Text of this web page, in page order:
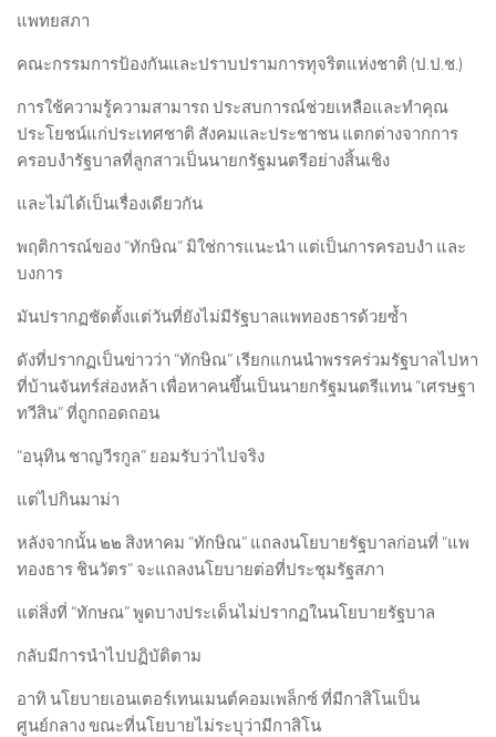
แพทยสภา
คณะกรรมการป้องกันและปราบปรามการทุจริตแห่งชาติ (ป.ป.ช.)
การใช้ความรู้ความสามารถ ประสบการณ์ช่วยเหลือและทำคุณ
ประโยชน์แก่ประเทศชาติ สังคมและประชาชน แตกต่างจากการ
ครอบงำรัฐบาลที่ลูกสาวเป็นนายกรัฐมนตรีอย่างสิ้นเชิง
และไม่ได้เป็นเรื่องเดียวกัน
พฤติการณ์ของ “ทักษิณ” มิใช่การแนะนำ แต่เป็นการครอบงำ และ
บงการ
มันปรากฏชัดตั้งแต่วันที่ยังไม่มีรัฐบาลแพทองธารด้วยซ้ำ
ดังที่ปรากฏเป็นข่าวว่า “ทักษิณ” เรียกแกนนำพรรคร่วมรัฐบาลไปหา
ที่บ้านจันทร์ส่องหล้า เพื่อหาคนขึ้นเป็นนายกรัฐมนตรีแทน “เศรษฐา
ทวีสิน” ที่ถูกถอดถอน
“อนุทิน ชาญวีรกูล” ยอมรับว่าไปจริง
แต่ไปกินมาม่า
หลังจากนั้น ๒๒ สิงหาคม “ทักษิณ” แถลงนโยบายรัฐบาลก่อนที่ “แพ
ทองธาร ชินวัตร” จะแถลงนโยบายต่อที่ประชุมรัฐสภา
แต่สิ่งที่ “ทักษณ” พูดบางประเด็นไม่ปรากฏในนโยบายรัฐบาล
กลับมีการนำไปปฏิบัติตาม
อาทิ นโยบายเอนเตอร์เทนเมนต์คอมเพล็กซ์ ที่มีกาสิโนเป็น
ศูนย์กลาง ขณะที่นโยบายไม่ระบุว่ามีกาสิโน